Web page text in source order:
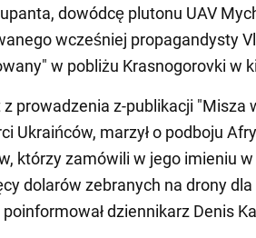
dowódcę plutonu UAV
wcześniej propagandysty
w pobliżu Krasnogorovki w
prowadzenia z-publikacji "Misza
Ukraińców, marzył o podboju
którzy zamówili w jego imieniu
dolarów zebranych na drony
dziennikarz Denis